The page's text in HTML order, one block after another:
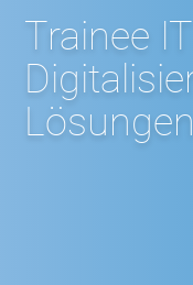
Trainee